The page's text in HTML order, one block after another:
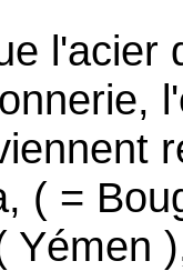
l'acier
( =
Yémen